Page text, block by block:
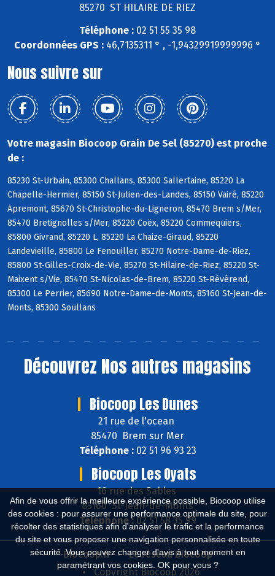
Afin de vous offrir la meilleure expérience possible, Biocoop utilise
des cookies : pour assurer une performance optimale du site, pour
récolter des statistiques afin d'analyser le trafic et la performance
du site et vous proposer une navigation personnalisée en toute
sécurité. Vous pouvez changer d'avis à tout moment en
paramétrant vos cookies. OK pour vous ?
85270 ST HILAIRE DE RIEZ
Téléphone : 02 51 55 35 98
Coordonnées GPS : 46,7135311 ° , -1,94329919999996 °
Nous suivre sur
Votre magasin Biocoop Grain De Sel (85270) est proche
de :
85230 St-Urbain, 85300 Challans, 85300 Sallertaine, 85220 La
Chapelle-Hermier, 85150 St-Julien-des-Landes, 85150 Vairé, 85220
Apremont, 85670 St-Christophe-du-Ligneron, 85470 Brem s/Mer,
85470 Bretignolles s/Mer, 85220 Coëx, 85220 Commequiers,
85800 Givrand, 85220 L, 85220 La Chaize-Giraud, 85220
Landevieille, 85800 Le Fenouiller, 85270 Notre-Dame-de-Riez,
85800 St-Gilles-Croix-de-Vie, 85270 St-Hilaire-de-Riez, 85220 St-
Maixent s/Vie, 85470 St-Nicolas-de-Brem, 85220 St-Révérend,
85300 Le Perrier, 85690 Notre-Dame-de-Monts, 85160 St-Jean-de-
Monts, 85300 Soullans
Découvrez Nos autres magasins
Biocoop Les Dunes
21 rue de l'ocean
85470 Brem sur Mer
Téléphone :02 51 96 93 23
Biocoop Les Oyats
16 rue des Sables
85160 St-Jean-de-Monts
Téléphone :02 51 58 35 99
Biocoop.fr
Le réseau Biocoop
Copyright Biocoop 2026